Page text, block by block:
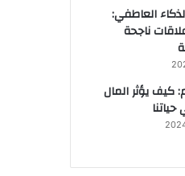
العاطفي:
ناجحة
كيف يؤثر المال